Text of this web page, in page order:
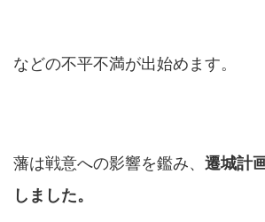
などの不平不満が出始めます。
藩は戦意への影響を鑑み、 遷城計
しました。